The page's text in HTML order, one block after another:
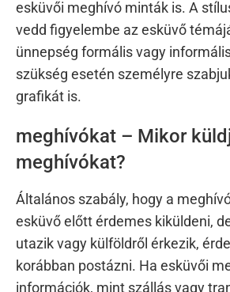
esküvői meghívó minták is. A
vedd figyelembe az esküvő
ünnepség formális vagy
szükség esetén személyre
grafikát is.
meghívókat – Mikor
meghívókat?
Általános szabály, hogy a
esküvő előtt érdemes kiküldeni,
utazik vagy külföldről érkezik,
korábban postázni. Ha esküvői
információk, mint szállás vagy